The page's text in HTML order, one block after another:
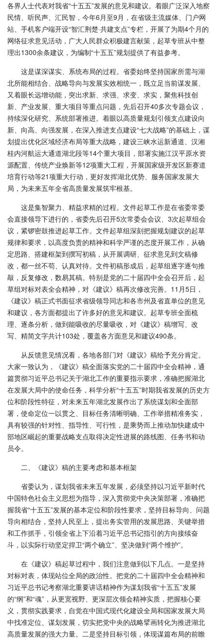
各界人士代表对我省“十五五”发展的意见和建议。着眼广泛深入地察
民情、听民声、汇民智，今年6月至9月，在省级主流媒体、门户网
站、手机客户端开设“智汇荆楚·共建支点”专栏，开展了为期4个月的
网络征求意见活动，广大人民群众积极建言献策，起草专班从中整
理出1300余条建议，为编制“十五五”规划提供了有益参考。
这是谋深谋实、系统布局的过程。省委始终坚持国家所需与湖
北所能相结合、战略导向与发展实效相统一，既立足当前谋发展、
又着眼长远增动能，突出求新、求强、求变、求实，聚焦科技创
新、产业发展、重大项目等重点问题，先后召开40多次专题会议，
持续深化研究、系统部署推进。着眼以高质量规划引领支点建设向
新、向高、向强发展，在深入推进支点建设“七大战略”的基础上，谋
划提出优化区域经济布局等重大战略，建设三峡水运新通道、汉湘
桂内河航运大通道湖北段等14个重大项目，部署实施江汉平原水资
源配置、传统产业焕新等12项重大工程，开展国家级开发区新赛道
培育行动等21项重大行动，更好发挥湖北优势、服务国家发展大
局，为未来五年全省高质量发展筑牢根基。
这是集智聚力、精益求精的过程。文件起草工作是在省委常委
会直接领导下进行的，省委先后召开5次常委会会议、3次起草组会
议，紧锣密鼓推进起草工作。文件起草组深刻把握规划建议的起草
规律和要求，以高度负责的精神和科学严谨的态度开展工作，从确
定思路、搭建框架到撰写初稿，从开展调研、征求意见到文稿修
改，都一丝不苟、认真对待。文件初稿形成后，起草组逐字逐句推
敲，反复修改，数易其稿。特别是党的二十届四中全会召开后，起
草组对标对表全会精神，对《建议》稿再次修改完善。11月5日，
《建议》稿正式书面征求省级领导同志和各市州及省直单位的意见
和建议，各方面都提出了许多好的意见和建议。起草专班全面梳
理、逐条分析，做到能吸收的尽量吸收，对《建议》稿增写、改
写、精简文字共计103处，覆盖各方面意见和建议490条。
从反馈意见情况看，各地各部门对《建议》稿给予充分肯定。
大家一致认为，《建议》稿全面落实党的二十届四中全会精神，通
篇贯彻习近平总书记关于湖北工作的重要指示要求，准确把握湖北
在发展大局中的使命任务，科学分析“十五五”时期我省发展的历史方
位和阶段性特征，对未来五年湖北发展作出了系统谋划和全面部
署，使命定位一以贯之、目标任务清晰明确、工作举措精准务实，
具有较强的针对性、指导性、可行性，是乘势而上推动加快建成中
部地区崛起的重要战略支点取得决定性进展的路线图、任务书和动
员令。
二、《建议》稿的主要考虑和基本框架
省委认为，谋划我省未来五年发展，必须坚持以习近平新时代
中国特色社会主义思想为指导，深入贯彻党中央决策部署，准确把
握我省“十五五”发展的基本定位和阶段性要求，坚持目标导向、问题
导向相结合，坚持人民至上，提出务实管用的发展思路、关键举措
和工作抓手，引领全省上下沿着习近平总书记指引的方向接续奋
斗，以实际行动坚定捍卫“两个确立”、坚决做到“两个维护”。
在《建议》稿起草过程中，我们注意做到以下几点。一是坚持
对标对表，体现站位全局的政治性。把党的二十届四中全会精神和
习近平总书记考察湖北重要讲话精神作为谋划我省“十五五”发展
的“纲”和“魂”，从更宽视野、更深层次领会精神实质，把握核心要
义，贯彻实践要求，自觉在中国式现代化建设全局和国家发展大局
中找准定位、谋划发展，切实把党中央的战略擘画转化为推进湖北
高质量发展的强大力量。二是坚持目标引领，体现谋篇布局的前瞻